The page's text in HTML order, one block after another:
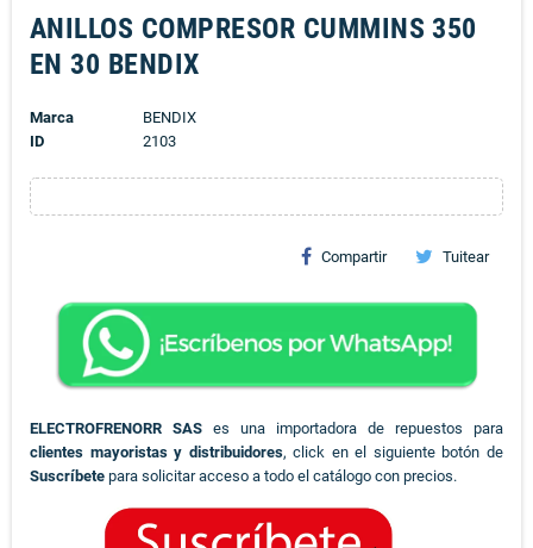
ANILLOS COMPRESOR CUMMINS 350
EN 30 BENDIX
Marca
BENDIX
ID
2103
Compartir Tuitear
ELECTROFRENORR SAS es una importadora de repuestos para
clientes mayoristas y distribuidores, click en el siguiente botón de
Suscríbete para solicitar acceso a todo el catálogo con precios.